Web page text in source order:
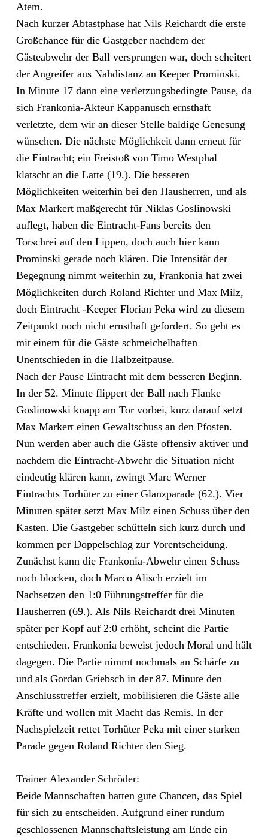
Atem.
Nach kurzer Abtastphase hat Nils Reichardt die erste
Großchance für die Gastgeber nachdem der
Gästeabwehr der Ball versprungen war, doch scheitert
der Angreiferaus Nahdistanz an Keeper Prominski.
In Minute 17 dann eine verletzungsbedingte Pause, da
sich Frankonia-Akteur Kappanusch ernsthaft
verletzte, dem wir an dieser Stelle baldige Genesung
wünschen. Die nächste Möglichkeit dann erneut für
die Eintracht; ein Freistoß von Timo Westphal
klatscht an die Latte (19.). Die besseren
Möglichkeiten weiterhin bei den Hausherren, und als
Max Markert maßgerecht für Niklas Goslinowski
auflegt, haben die Eintracht-Fans bereits den
Torschrei auf den Lippen, doch auch hier kann
Prominski gerade noch klären. Die Intensität der
Begegnung nimmt weiterhin zu, Frankonia hat zwei
Möglichkeiten durch Roland Richter und Max Milz,
doch Eintracht -Keeper Florian Peka wird zu diesem
Zeitpunkt noch nicht ernsthaft gefordert. So geht es
mit einem für die Gäste schmeichelhaften
Unentschieden in die Halbzeitpause.
Nach der Pause Eintracht mit dem besseren Beginn.
In der 52. Minute flippert der Ball nach Flanke
Goslinowski knapp am Tor vorbei, kurz darauf setzt
Max Markert einen Gewaltschuss an den Pfosten.
Nun werden aber auch die Gäste offensiv aktiver und
nachdem die Eintracht-Abwehr die Situation nicht
eindeutig klären kann, zwingt Marc Werner
Eintrachts Torhüter zu einer Glanzparade (62.). Vier
Minuten später setzt Max Milz einen Schuss über den
Kasten. Die Gastgeber schütteln sich kurz durch und
kommen per Doppelschlag zur Vorentscheidung.
Zunächst kann die Frankonia-Abwehr einen Schuss
noch blocken, doch Marco Alisch erzielt im
Nachsetzen den 1:0 Führungstreffer für die
Hausherren (69.). Als Nils Reichardt drei Minuten
später per Kopf auf 2:0 erhöht, scheint die Partie
entschieden. Frankonia beweist jedoch Moral und hält
dagegen. Die Partie nimmt nochmals an Schärfe zu
und als Gordan Griebsch in der 87. Minute den
Anschlusstreffer erzielt, mobilisieren die Gäste alle
Kräfte und wollen mit Macht das Remis. In der
Nachspielzeit rettet Torhüter Peka mit einer starken
Parade gegen Roland Richter den Sieg.
Trainer Alexander Schröder:
Beide Mannschaften hatten gute Chancen, das Spiel
für sich zu entscheiden. Aufgrund einer rundum
geschlossenen Mannschaftsleistung am Ende ein